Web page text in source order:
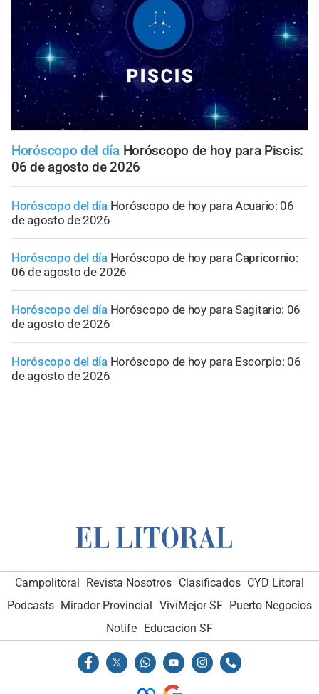
Horóscopo del día Horóscopo de hoy para Piscis:
06 de agosto de 2026
Horóscopo del día Horóscopo de hoy para Acuario: 06
de agosto de 2026
Horóscopo del día Horóscopo de hoy para Capricornio:
06 de agosto de 2026
Horóscopo del día Horóscopo de hoy para Sagitario: 06
de agosto de 2026
Horóscopo del día Horóscopo de hoy para Escorpio: 06
de agosto de 2026
Campolitoral Revista Nosotros Clasificados CYD Litoral
Podcasts Mirador Provincial VivíMejor SF Puerto Negocios
Notife Educacion SF